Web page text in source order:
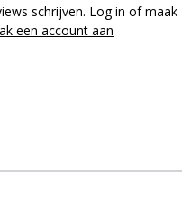
schrijven. Log in of maak
een account aan